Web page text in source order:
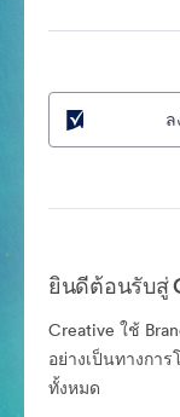
ยินดีต้อนรับสู่
Creative ใช้
อย่างเป็นทางกา
ทั้งหมด